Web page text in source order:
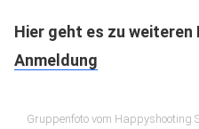
Hier geht es zu weiteren
Anmeldung
Gruppenfoto vom Happyshooting